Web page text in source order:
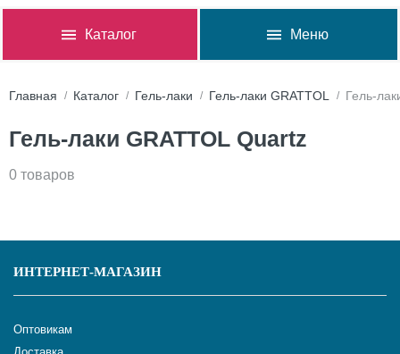
Каталог Меню
Главная Каталог Гель-лаки Гель-лаки GRATTOL Гель-
Гель-лаки GRATTOL Quartz
0 товаров
ИНТЕРНЕТ-МАГАЗИН
Оптовикам